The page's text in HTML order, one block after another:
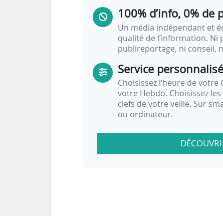
100% d’info, 0% de
Un média indépendant et
qualité de l’information. Ni
publireportage, ni conseil,
Service personnalisé
Choisissez l‘heure de
votre Hebdo. Choisissez
clefs de votre veille. Sur
ou ordinateur.